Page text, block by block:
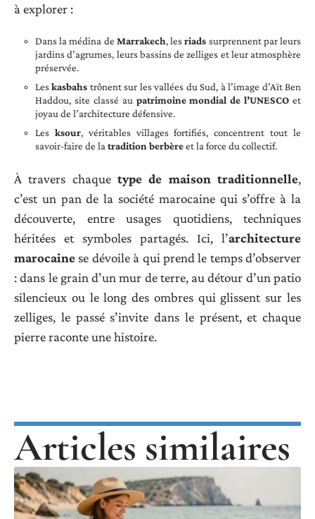
à explorer :
Dans la médina de Marrakech, lesriads surprennent par leurs
jardins d’agrumes, leurs bassins de zelliges et leur atmosphère
préservée.
Leskasbahs trônent sur les vallées du Sud, à l’image d’Aït Ben
Haddou, site classé au patrimoine mondial de l’UNESCO et
joyau de l’architecture défensive.
Les ksour, véritables villages fortifiés, concentrent tout le
savoir-faire de la tradition berbèreet la force du collectif.
À travers chaque type de maison traditionnelle,
c’est un pan de la société marocaine qui s’offre à la
découverte, entre usages quotidiens, techniques
héritées et symboles partagés. Ici, l’architecture
marocaine se dévoile à qui prend le temps d’observer
: dans le grain d’un mur de terre, au détour d’un patio
silencieux ou le long des ombres qui glissent sur les
zelliges, le passé s’invite dans le présent, et chaque
pierre raconte une histoire.
Articles similaires